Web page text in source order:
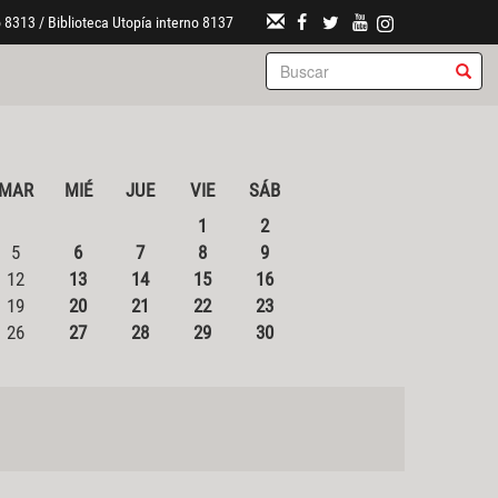
/ Biblioteca Utopía interno 8137
MIÉ JUE VIE
SÁB
1
2
5
6 7 8
9
12
13 14 15
16
19
20 21 22
23
26
27 28 29 30